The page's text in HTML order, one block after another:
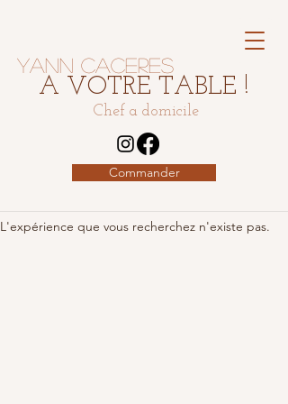
A VOTRE TABLE !
Commander
Chef a domicile
Yann Caceres
L'expérience que vous recherchez n'existe pas.